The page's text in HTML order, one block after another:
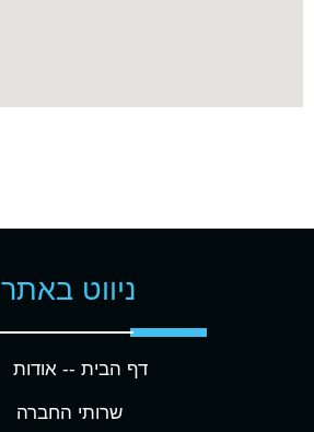
ניווט באתר
דף הבית -- אודות
שרותי החברה